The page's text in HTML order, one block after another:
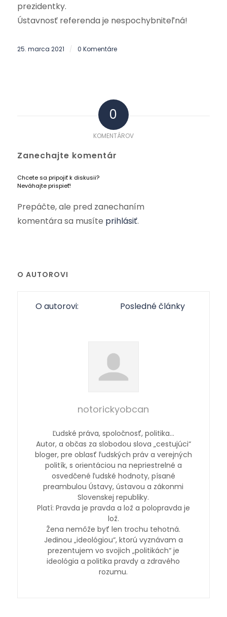
prezidentky.
Ústavnosť referenda je nespochybniteľná!
25. marca 2021 / 0 Komentáre
0
KOMENTÁROV
Zanechajte komentár
Chcete sa pripojiť k diskusii?
Neváhajte prispieť!
Prepáčte, ale pred zanechaním
komentára sa musíte prihlásiť.
O AUTOROVI
O autorovi: Posledné články
notorickyobcan
Ľudské práva, spoločnosť, politika…
Autor, a občas za slobodou slova „cestujúci“
bloger, pre oblasť ľudských práv a verejných
politík, s orientáciou na nepriestrelné a
osvedčené ľudské hodnoty, písané
preambulou Ústavy, ústavou a zákonmi
Slovenskej republiky.
Platí: Pravda je pravda a lož a polopravda je
lož.
Žena nemôže byť len trochu tehotná.
Jedinou „ideológiou“, ktorú vyznávam a
prezentujem vo svojich „politikách“ je
ideológia a politika pravdy a zdravého
rozumu.